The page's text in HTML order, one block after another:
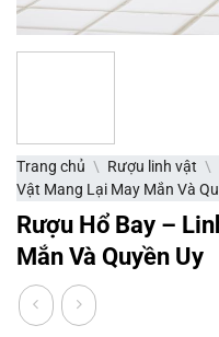
Trang chủ \ Rượu linh vật \
Vật Mang Lại May Mắn Và
Rượu Hổ Bay –
Mắn Và Quyền Uy